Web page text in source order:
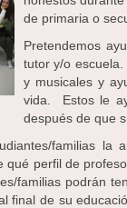
de primaria o
Pretendemos
tutor y/o
y musicales y
vida. Estos le
después de que
familias la
qué perfil de
familias podrán
final de su